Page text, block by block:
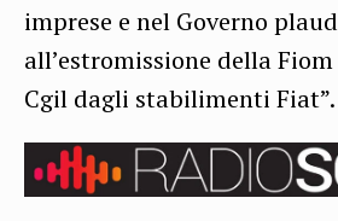
imprese e nel Governo
all’estromissione della
Cgil dagli stabilimenti Fiat”.